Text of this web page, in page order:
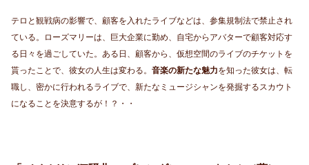
テロと観戦病の影響で、顧客を入れたライブなどは、参集規制法で禁止され
ている。ローズマリーは、巨大企業に勤め、自宅からアバターで顧客対応す
る日々を過ごしていた。ある日、顧客から、仮想空間のライブのチケットを
貰ったことで、彼女の人生は変わる。 音楽の新たな魅力を知った彼女は、転
職し、密かに行われるライブで、新たなミュージシャンを発掘するスカウト
になることを決意するが！？・・